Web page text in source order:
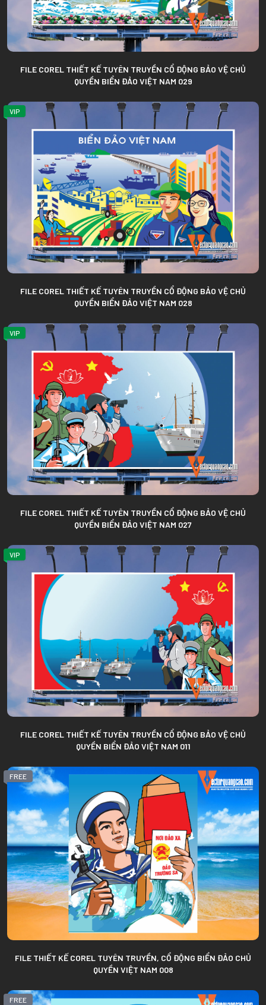
FILE COREL THIẾT KẾ TUYÊN TRUYỀN CỔ ĐỘNG BẢO VỆ CHỦ
QUYỀN BIỂN ĐẢO VIỆT NAM 029
VIP
FILE COREL THIẾT KẾ TUYÊN TRUYỀN CỔ ĐỘNG BẢO VỆ CHỦ
QUYỀN BIỂN ĐẢO VIỆT NAM 028
VIP
FILE COREL THIẾT KẾ TUYÊN TRUYỀN CỔ ĐỘNG BẢO VỆ CHỦ
QUYỀN BIỂN ĐẢO VIỆT NAM 027
VIP
FILE COREL THIẾT KẾ TUYÊN TRUYỀN CỔ ĐỘNG BẢO VỆ CHỦ
QUYỀN BIỂN ĐẢO VIỆT NAM 011
FREE
FILE THIẾT KẾ COREL TUYÊN TRUYỀN, CỔ ĐỘNG BIỂN ĐẢO CHỦ
QUYỀN VIỆT NAM 008
FREE